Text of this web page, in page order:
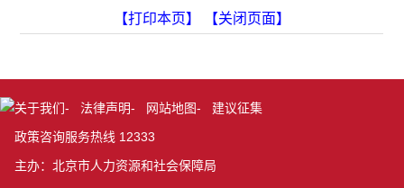
【打印本页】 【关闭页面】
关于我们- 法律声明- 网站地图- 建议征集
政策咨询服务热线 12333
主办：北京市人力资源和社会保障局